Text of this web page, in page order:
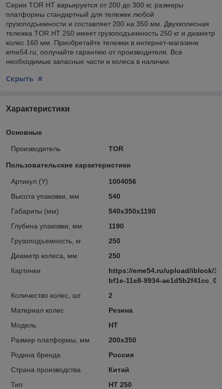
Серии TOR HT варьируется от 200 до 300 кг, размеры
платформы стандартный для тележек любой
грузоподъемности и составляет 200 на 350 мм. Двухколесная
тележка TOR HT 250 имеет грузоподъемность 250 кг и диаметр
колес 160 мм. Приобретайте тележки в интернет-магазине
eme54.ru, получайте гарантию от производителя. Все
необходимые запасные части и колеса в наличии.
Скрыть
Характеристики
Основные
Производитель TOR
Пользовательские характеристики
Артикул (Y)
1004056
Высота упаковки, мм
540
Габариты (мм)
540х350х1190
Глубина упаковки, мм
1190
Грузоподъемность, кг
250
Диаметр колеса, мм
250
Картинки
https://eme54.ru/upload/iblock/
bf1e-11e8-9934-
Количество колес, шт
2
Материал колес
Резина
Модель
НТ
Размер платформы, мм
200х350
Родина бренда
Россия
Страна производства
Китай
Тип
НТ 250